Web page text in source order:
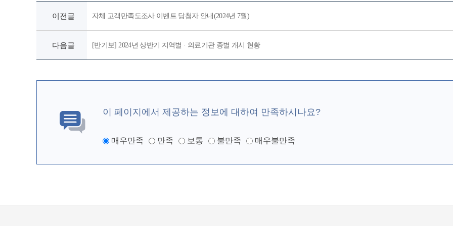
이전글 자체 고객만족도조사 이벤트 당첨자 안내(2024년 7월)
다음글 [반기보] 2024년 상반기 지역별 · 의료기관 종별 개시 현황
이 페이지에서 제공하는 정보에 대하여 만족하시나요?
매우만족 만족 보통 불만족 매우불만족